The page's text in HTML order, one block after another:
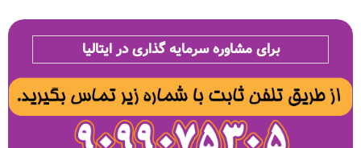
برای مشاوره سرمایه گذاری در ایتالیا